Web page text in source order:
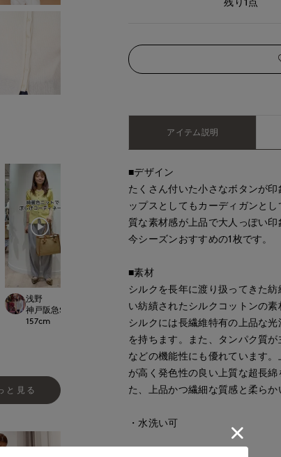
CLOSET
浅野
神戸阪急SUPERIORCLOSET
157cm
岡山天満屋SUPERIORCLOSET
cm
新宿伊勢丹SUPERIOR
165cm
岡
157
と見る
アイテム説明
■デザイン
たくさん付いた小さなボタンが
ップスとしてもカーディガンと
質な素材感が上品で大人っぽい
今シーズンおすすめの1枚です。
■素材
シルクを長年に渡り扱ってきた
い紡績されたシルクコットンの素
シルクには長繊維特有の上品な
を持ちます。また、タンパク質
などの機能性にも優れています
が高く発色性の良い上質な超長
た、上品かつ繊細な質感と柔ら
・水洗い可